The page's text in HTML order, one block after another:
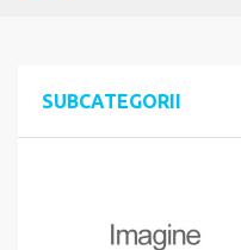
SUBCATEGORII